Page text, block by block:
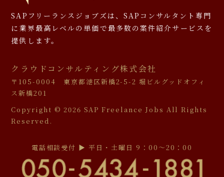
SAPフリーランスジョブズは、SAPコンサルタント専門
に 業界最高レベルの単価で最多数の案件紹介サービスを
提供します。
クラウドコンサルティング株式会社
〒105-0004 東京都港区新橋2-5-2 堀ビルグッドオフィ
ス新橋201
Copyright © 2026 SAP Freelance Jobs All Rights
Reserved.
電話相談受付 ▶︎ 平日・土曜日 9：00〜20：00